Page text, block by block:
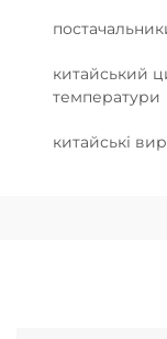
китайський
температури
китайські